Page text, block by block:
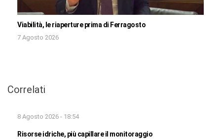
Viabilità, le riaperture prima di Ferragosto
7 Agosto 2026
Correlati
8 Agosto 2026 - 18:54
Risorse idriche, più capillare il monitoraggio